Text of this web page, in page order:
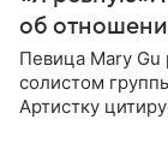
об
Певица Mary
солистом
Артистку